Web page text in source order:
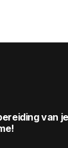
van je